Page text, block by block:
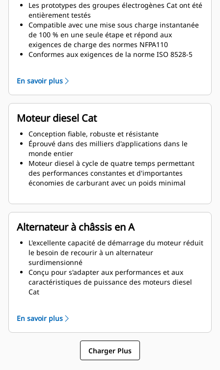
Les prototypes des groupes électrogènes Cat ont été
entièrement testés
Compatible avec une mise sous charge instantanée
de 100 % en une seule étape et répond aux
exigences de charge des normes NFPA110
Conformes aux exigences de la norme ISO 8528-5
En savoir plus
Moteur diesel Cat
Conception fiable, robuste et résistante
Éprouvé dans des milliers d'applications dans le
monde entier
Moteur diesel à cycle de quatre temps permettant
des performances constantes et d'importantes
économies de carburant avec un poids minimal
Alternateur à châssis en A
L'excellente capacité de démarrage du moteur réduit
le besoin de recourir à un alternateur
surdimensionné
Conçu pour s'adapter aux performances et aux
caractéristiques de puissance des moteurs diesel
Cat
En savoir plus
Charger Plus